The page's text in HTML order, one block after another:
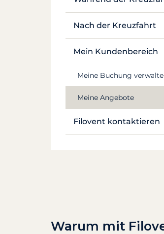
Mekong
Dokumente und
Verpflegung und
Vor-Ort-Betreuung
Nach der Kreuzfahrt
Bestandsaufnahme
Mein Kundenbereich
Meine Buchung
Meine Angebote
Filovent kontaktieren
Warum mit